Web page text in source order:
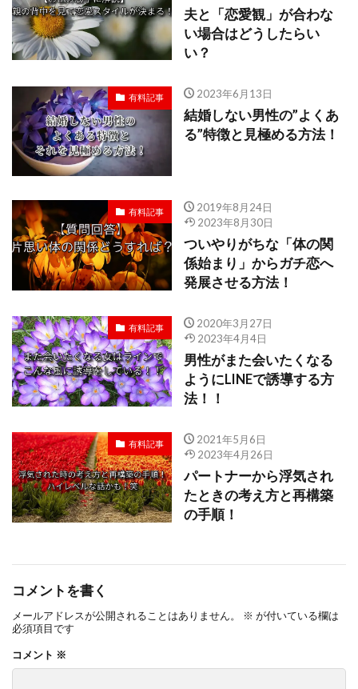
夫と「恋愛観」が合わな
い場合はどうしたらい
い？
有料記事 2023年6月13日
結婚しない男性の”よくあ
る”特徴と見極める方法！
有料記事
2019年8月24日
2023年8月30日
ついやりがちな「体の関
係始まり」からガチ恋へ
発展させる方法！
有料記事
2020年3月27日
2023年4月4日
男性がまた会いたくなる
ようにLINEで誘導する方
法！！
有料記事
2021年5月6日
2023年4月26日
パートナーから浮気され
たときの考え方と再構築
の手順！
コメントを書く
メールアドレスが公開されることはありません。 ※ が付いている欄は
必須項目です
コメント ※